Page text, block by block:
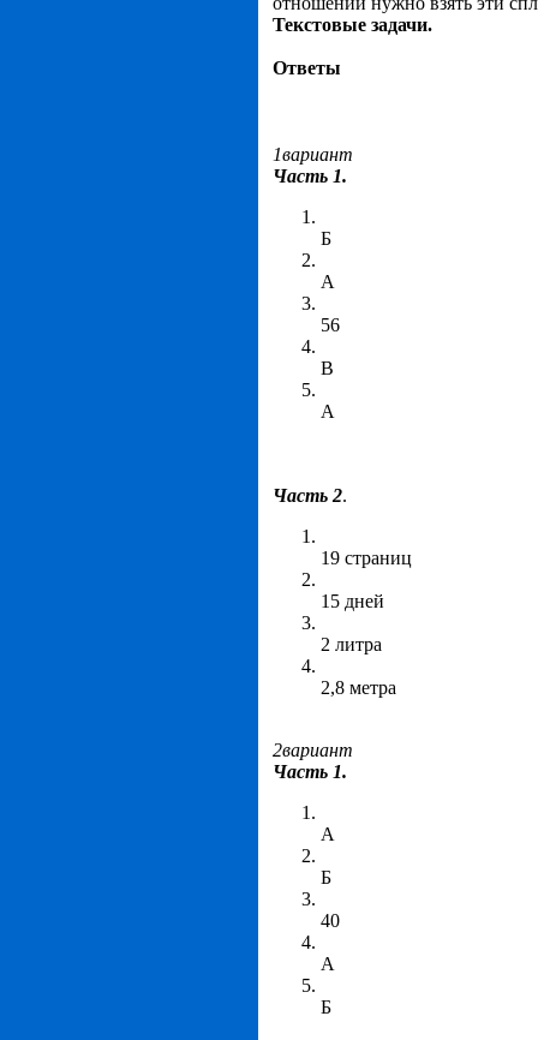
Текстовые задачи.
Ответы
1вариант
Часть 1.
Б
А
56
В
А
Часть 2.
19 страниц
15 дней
2 литра
2,8 метра
2вариант
Часть 1.
А
Б
40
А
Б